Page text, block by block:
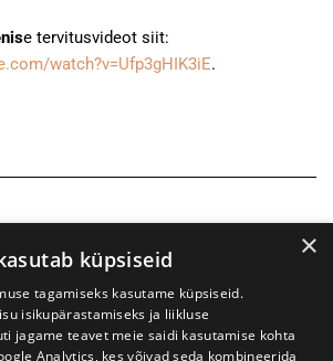
e tervitusvideot siit:
watch?v=Ufp3gHIK3iE.
×
küpsiseid
tagamiseks kasutame küpsiseid.
isikupärastamiseks ja liikluse
jagame teavet meie saidi kasutamise kohta
Analytics, kes võivad seda kombineerida